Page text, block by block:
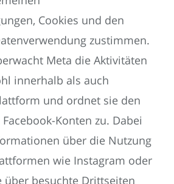
Cookies und den
zustimmen.
Meta die Aktivitäten
innerhalb als auch
und ordnet sie den
Konten zu. Dabei
über die Nutzung
wie Instagram oder
über besuchte Drittseiten